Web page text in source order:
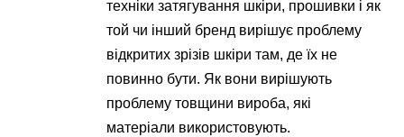
техніки затягування шкіри, прошивки і як
той чи інший бренд вирішує проблему
відкритих зрізів шкіри там, де їх не
повинно бути. Як вони вирішують
проблему товщини вироба, які
матеріали використовують.